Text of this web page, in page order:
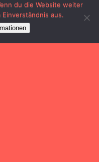
du die Website weiter
aus.